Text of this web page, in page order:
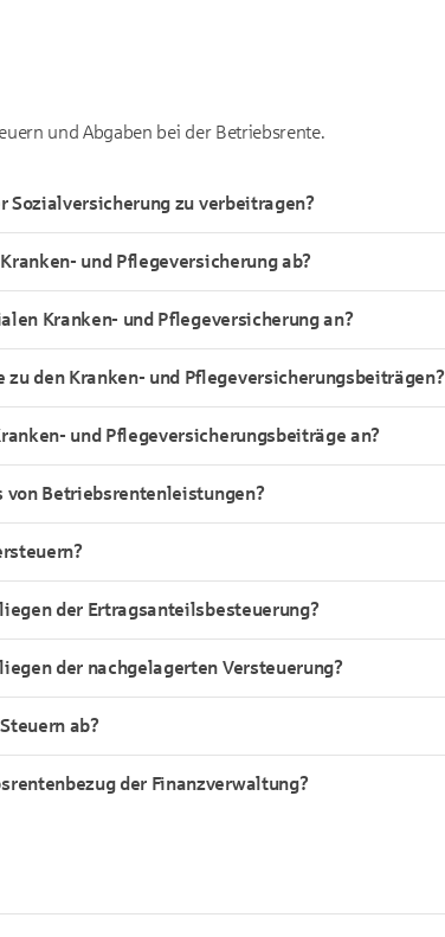
und Abgaben bei der Betriebsrente.
zu verbeitragen?
und Pflegeversicherung ab?
Kranken- und Pflegeversicherung an?
zu den Kranken- und Pflegeversicherungsbeiträgen?
und Pflegeversicherungsbeiträge an?
von Betriebsrentenleistungen?
der Ertragsanteilsbesteuerung?
der nachgelagerten Versteuerung?
ab?
der Finanzverwaltung?